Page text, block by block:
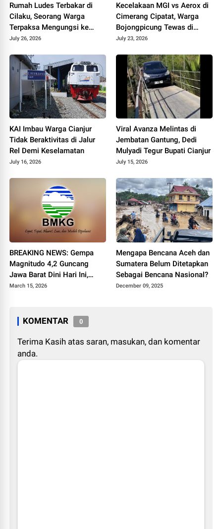
Rumah Ludes Terbakar di
Cilaku, Seorang Warga
Terpaksa Mengungsi ke
Rumah Keluarga
July 26, 2026
Kecelakaan MGI vs Aerox di
Cimerang Cipatat, Warga
Bojongpicung Tewas di
Tempat
July 23, 2026
KAI Imbau Warga Cianjur
Tidak Beraktivitas di Jalur
Rel Demi Keselamatan
July 16, 2026
Viral Avanza Melintas di
Jembatan Gantung, Dedi
Mulyadi Tegur Bupati Cianjur
July 15, 2026
BREAKING NEWS: Gempa
Magnitudo 4,2 Guncang
Jawa Barat Dini Hari Ini,
Pusat di Darat
March 15, 2026
Mengapa Bencana Aceh dan
Sumatera Belum Ditetapkan
Sebagai Bencana Nasional?
December 09, 2025
KOMENTAR 0
Terima Kasih atas saran, masukan, dan komentar
anda.